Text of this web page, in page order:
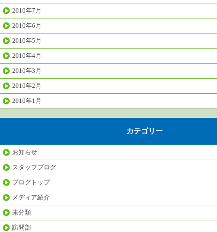
2010年7月
2010年6月
2010年5月
2010年4月
2010年3月
2010年2月
2010年1月
カテゴリー
お知らせ
スタッフブログ
ブログトップ
メディア紹介
未分類
訪問部